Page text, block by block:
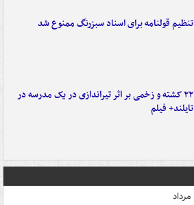
تنظیم قولنامه برای اسناد سبزرنگ ممنوع شد
۲۲ کشته و زخمی بر اثر تیراندازی در یک مدرسه در
تایلند+ فیلم